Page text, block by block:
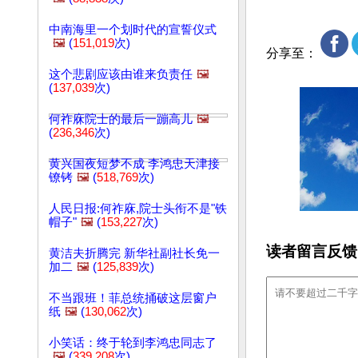
中南海里一个划时代的宣誓仪式
🖼️ (151,019次)
这个悲剧应该由谁来负责任 🖼️
(137,039次)
何祚庥院士的最后一蹦高儿 🖼️
(236,346次)
黄兴国夜短梦不成 李鸿忠天津接
镣铐 🖼️ (518,769次)
人民日报:何祚庥,院士头衔不是"铁
帽子" 🖼️ (153,227次)
黄洁夫折腾完 新华社副社长免一
加二 🖼️ (125,839次)
不当跟班！菲总统捅破这层窗户
纸 🖼️ (130,062次)
小笑话：终于轮到李鸿忠同志了
分享至：
读者留言反